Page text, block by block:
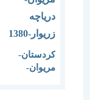
کردستان-
مریوان-